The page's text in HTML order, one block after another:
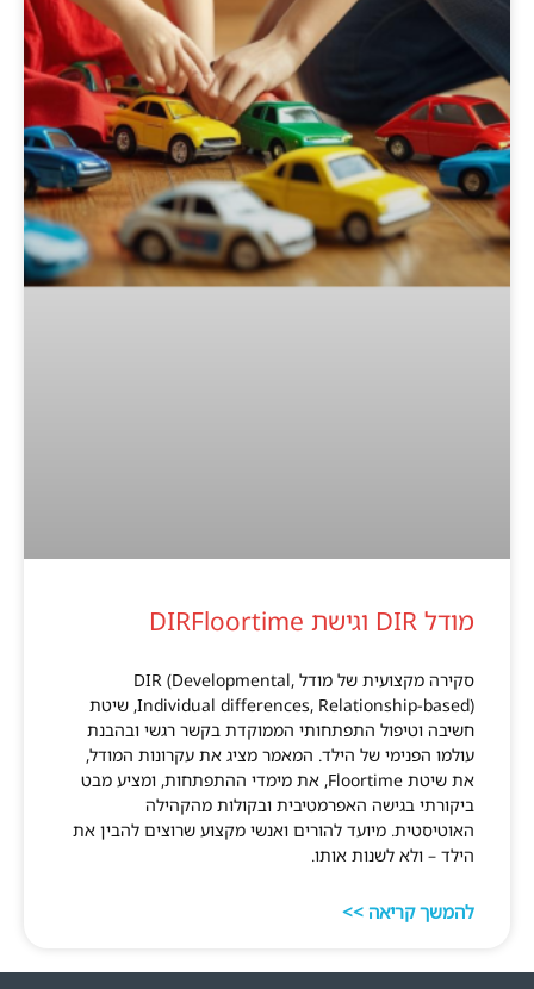
מודל DIR וגישת DIRFloortime
סקירה מקצועית של מודל DIR (Developmental,
Individual differences, Relationship-based), שיטת
חשיבה וטיפול התפתחותי הממוקדת בקשר רגשי ובהבנת
עולמו הפנימי של הילד. המאמר מציג את עקרונות המודל,
את שיטת Floortime, את מימדי ההתפתחות, ומציע מבט
ביקורתי בגישה האפרמטיבית ובקולות מהקהילה
האוטיסטית. מיועד להורים ואנשי מקצוע שרוצים להבין את
הילד – ולא לשנות אותו.
להמשך קריאה >>